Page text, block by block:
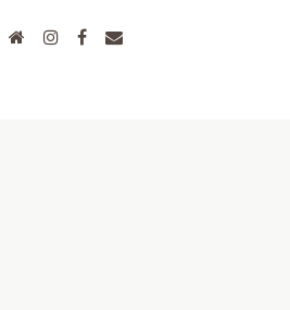
   